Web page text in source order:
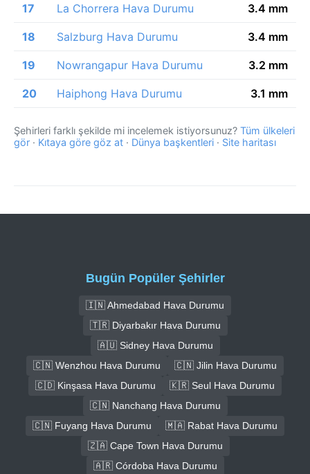
17 La Chorrera Hava Durumu 3.4 mm
18 Salzburg Hava Durumu 3.4 mm
19 Nowrangapur Hava Durumu 3.2 mm
20 Haiphong Hava Durumu 3.1 mm
Şehirleri farklı şekilde mi incelemek istiyorsunuz? Tüm ülkeleri
gör · Kıtaya göre göz at · Dünya başkentleri · Site haritası
Bugün Popüler Şehirler
🇮🇳 Ahmedabad Hava Durumu
🇹🇷 Diyarbakır Hava Durumu
🇦🇺 Sidney Hava Durumu
🇨🇳 Wenzhou Hava Durumu
🇨🇳 Jilin Hava Durumu
🇨🇩 Kinşasa Hava Durumu
🇰🇷 Seul Hava Durumu
🇨🇳 Nanchang Hava Durumu
🇨🇳 Fuyang Hava Durumu
🇲🇦 Rabat Hava Durumu
🇿🇦 Cape Town Hava Durumu
🇦🇷 Córdoba Hava Durumu